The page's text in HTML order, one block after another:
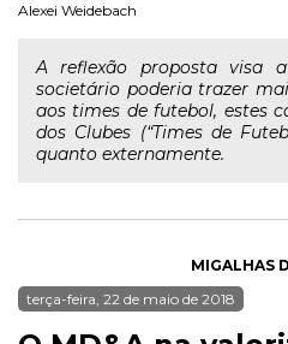
Alexei Weidebach
A reflexão proposta visa
societário poderia trazer
aos times de futebol, estes
dos Clubes (“Times de
quanto externamente.
MIGALHAS
terça-feira, 22 de maio de 2018